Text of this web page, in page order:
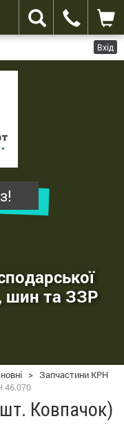
Вхід
, шин та ЗЗР
> Запчастини КРН
46.070
Ковпачок)